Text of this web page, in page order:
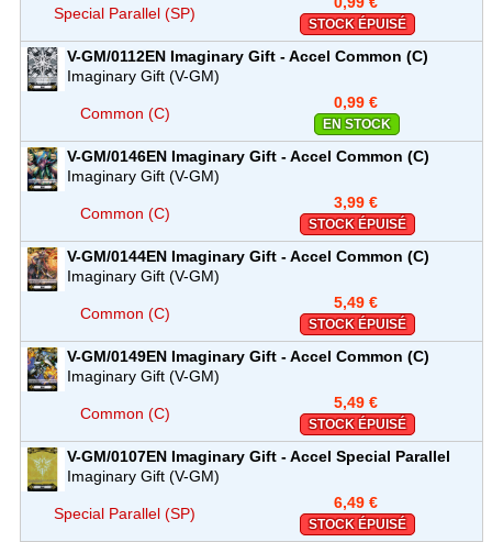
Special Parallel (SP)
STOCK ÉPUISÉ
V-GM/0112EN Imaginary Gift - Accel Common (C)
Imaginary Gift (V-GM)
Common (C)
0,99 €
EN STOCK
V-GM/0146EN Imaginary Gift - Accel Common (C)
Imaginary Gift (V-GM)
Common (C)
3,99 €
STOCK ÉPUISÉ
V-GM/0144EN Imaginary Gift - Accel Common (C)
Imaginary Gift (V-GM)
Common (C)
5,49 €
STOCK ÉPUISÉ
V-GM/0149EN Imaginary Gift - Accel Common (C)
Imaginary Gift (V-GM)
Common (C)
5,49 €
STOCK ÉPUISÉ
V-GM/0107EN Imaginary Gift - Accel Special Parallel
(SP)
Imaginary Gift (V-GM)
Special Parallel (SP)
6,49 €
STOCK ÉPUISÉ